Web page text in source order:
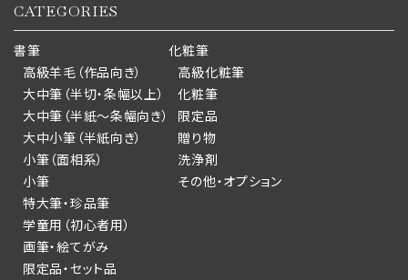
CATEGORIES
書筆
高級羊毛（作品向き）
大中筆（半切・条幅以上）
大中筆（半紙～条幅向き）
大中小筆（半紙向き）
小筆（面相系）
小筆
特大筆・珍品筆
学童用（初心者用）
画筆・絵てがみ
限定品・セット品
化粧筆
高級化粧筆
化粧筆
限定品
贈り物
洗浄剤
その他・オプション